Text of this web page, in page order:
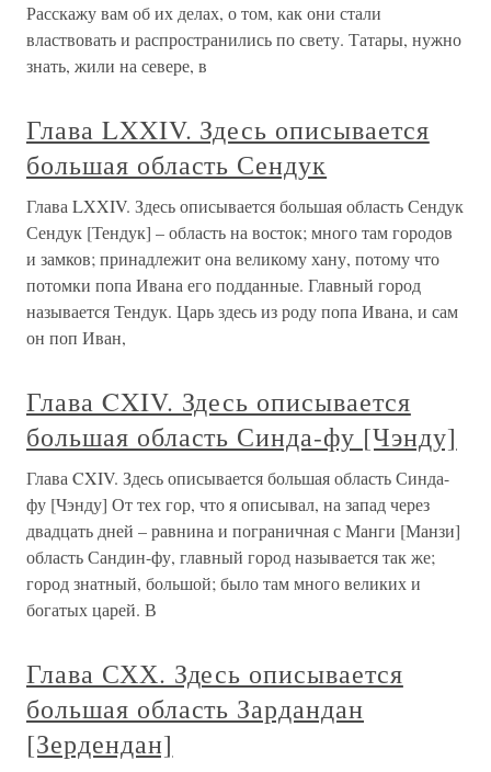
Расскажу вам об их делах, о том, как они стали
властвовать и распространились по свету. Татары, нужно
знать, жили на севере, в
Глава LXXIV. Здесь описывается
большая область Сендук
Глава LXXIV. Здесь описывается большая область Сендук
Сендук [Тендук] – область на восток; много там городов
и замков; принадлежит она великому хану, потому что
потомки попа Ивана его подданные. Главный город
называется Тендук. Царь здесь из роду попа Ивана, и сам
он поп Иван,
Глава CXIV. Здесь описывается
большая область Синда-фу [Чэнду]
Глава CXIV. Здесь описывается большая область Синда-
фу [Чэнду] От тех гор, что я описывал, на запад через
двадцать дней – равнина и пограничная с Манги [Манзи]
область Сандин-фу, главный город называется так же;
город знатный, большой; было там много великих и
богатых царей. В
Глава СХХ. Здесь описывается
большая область Зардандан
[Зердендан]